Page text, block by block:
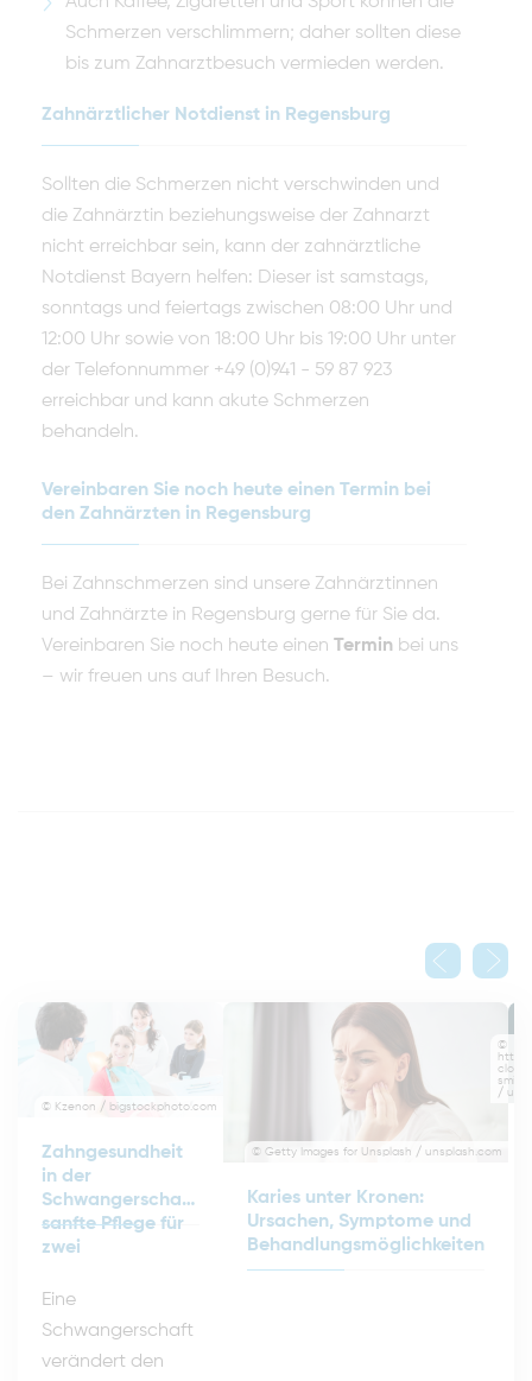
Schmerzen verschlimmern; daher sollten diese
bis zum Zahnarztbesuch vermieden werden.
Zahnärztlicher Notdienst in Regensburg
Sollten die Schmerzen nicht verschwinden und
die Zahnärztin beziehungsweise der Zahnarzt
nicht erreichbar sein, kann der zahnärztliche
Notdienst Bayern helfen: Dieser ist samstags,
sonntags und feiertags zwischen 08:00 Uhr und
12:00 Uhr sowie von 18:00 Uhr bis 19:00 Uhr unter
der Telefonnummer +49 (0)941 - 59 87 923
erreichbar und kann akute Schmerzen
behandeln.
Vereinbaren Sie noch heute einen Termin bei
den Zahnärzten in Regensburg
Bei Zahnschmerzen sind unsere Zahnärztinnen
und Zahnärzte in Regensburg gerne für Sie da.
Vereinbaren Sie noch heute einen Termin bei uns
– wir freuen uns auf Ihren Besuch.
© Kzenon / bigstockphoto.com
Zahngesundheit
in der
Schwangerschaft:
sanfte Pflege für
zwei
Eine
Schwangerschaft
verändert den
© Getty Images for Unsplash / unsplash.com
Karies unter Kronen:
Ursachen, Symptome und
Behandlungsmöglichkeiten
©
/